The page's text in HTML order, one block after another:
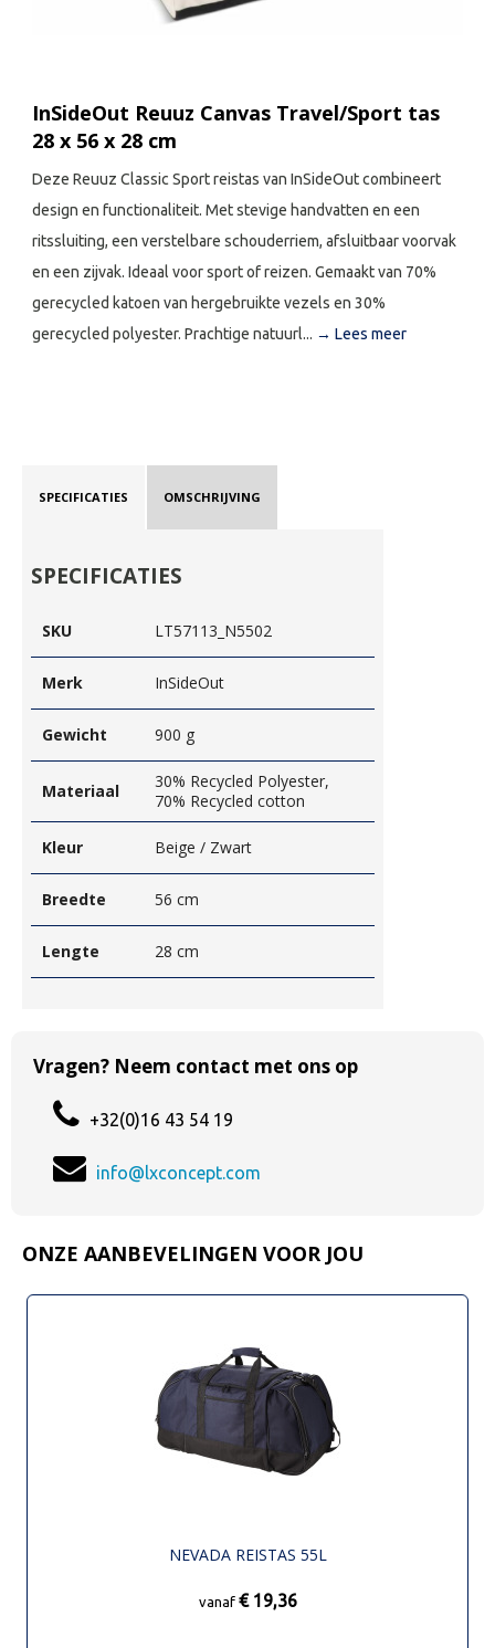
InSideOut Reuuz Canvas Travel/Sport tas
28 x 56 x 28 cm
Deze Reuuz Classic Sport reistas van InSideOut combineert
design en functionaliteit. Met stevige handvatten en een
ritssluiting, een verstelbare schouderriem, afsluitbaar voorvak
en een zijvak. Ideaal voor sport of reizen. Gemaakt van 70%
gerecycled katoen van hergebruikte vezels en 30%
gerecycled polyester. Prachtige natuurl... → Lees meer
SPECIFICATIES OMSCHRIJVING
SPECIFICATIES
SKU LT57113_N5502
Merk InSideOut
Gewicht 900 g
Materiaal
30% Recycled Polyester,
70% Recycled cotton
Kleur Beige / Zwart
Breedte 56 cm
Lengte 28 cm
Vragen? Neem contact met ons op
+32(0)16 43 54 19
info@lxconcept.com
ONZE AANBEVELINGEN VOOR JOU
NEVADA REISTAS 55L
vanaf € 19,36